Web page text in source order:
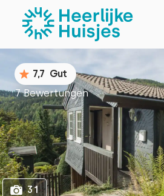
1
7,7 Gut
7 Bewertungen
31